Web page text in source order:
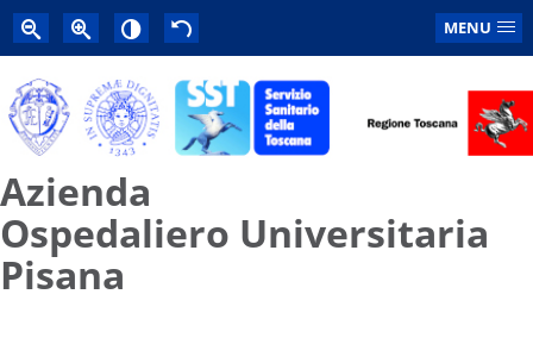
MENU
Azienda
Ospedaliero Universitaria
Pisana